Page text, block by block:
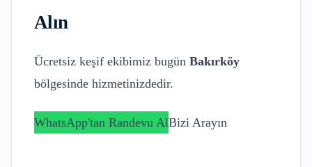
Alın
Ücretsiz keşif ekibimiz bugün Bakırköy
bölgesinde hizmetinizdedir.
WhatsApp'tan Randevu AlBizi Arayın